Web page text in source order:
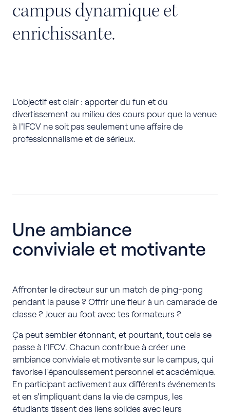
campus dynamique et
enrichissante.
L'objectif est clair : apporter du fun et du
divertissement au milieu des cours pour que la venue
à l'IFCV ne soit pas seulement une affaire de
professionnalisme et de sérieux.
Une ambiance
conviviale et motivante
Affronter le directeur sur un match de ping-pong
pendant la pause ? Offrir une fleur à un camarade de
classe ? Jouer au foot avec tes formateurs ?
Ça peut sembler étonnant, et pourtant, tout cela se
passe à l’IFCV. Chacun contribue à créer une
ambiance conviviale et motivante sur le campus, qui
favorise l’épanouissement personnel et académique.
En participant activement aux différents événements
et en s'impliquant dans la vie de campus, les
étudiants tissent des liens solides avec leurs